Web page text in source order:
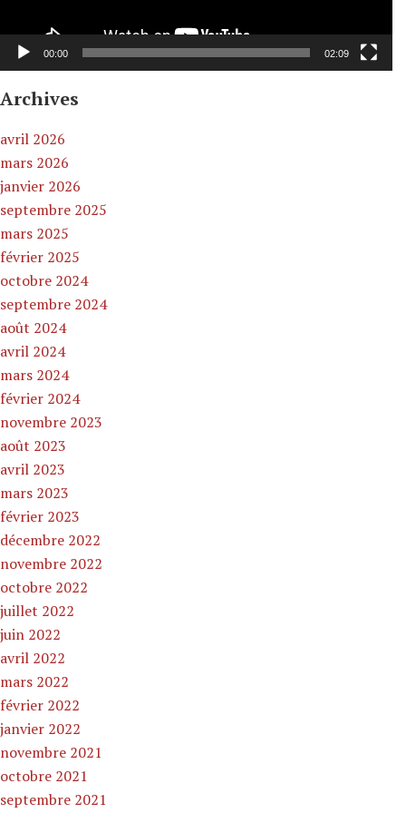
00:00 02:09
Archives
avril 2026
mars 2026
janvier 2026
septembre 2025
mars 2025
février 2025
octobre 2024
septembre 2024
août 2024
avril 2024
mars 2024
février 2024
novembre 2023
août 2023
avril 2023
mars 2023
février 2023
décembre 2022
novembre 2022
octobre 2022
juillet 2022
juin 2022
avril 2022
mars 2022
février 2022
janvier 2022
novembre 2021
octobre 2021
septembre 2021